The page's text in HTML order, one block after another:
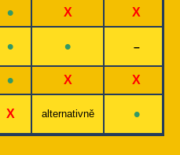
• X X
• • –
• X X
X alternativně •